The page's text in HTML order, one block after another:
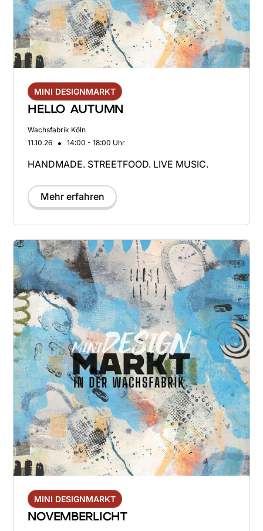
MINI DESIGNMARKT
HELLO AUTUMN
Wachsfabrik Köln
11.10.26
• 14:00 - 18:00 Uhr
HANDMADE. STREETFOOD. LIVE MUSIC.
Mehr erfahren
MINI DESIGNMARKT
NOVEMBERLICHT